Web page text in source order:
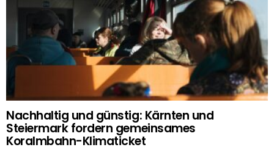
Nachhaltig und günstig: Kärnten und
Steiermark fordern gemeinsames
Koralmbahn-Klimaticket